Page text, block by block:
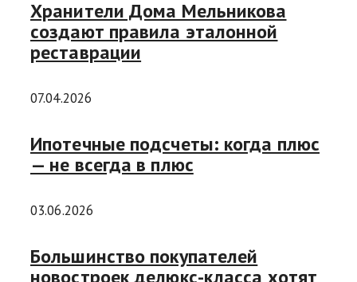
Хранители Дома Мельникова
создают правила эталонной
реставрации
07.04.2026
Ипотечные подсчеты: когда плюс
— не всегда в плюс
03.06.2026
Большинство покупателей
новостроек делюкс-класса хотят